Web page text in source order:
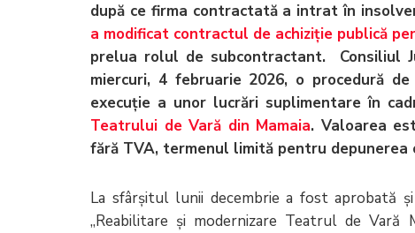
după ce firma contractată a intrat în
a modificat contractul de achiziție publică
prelua rolul de subcontractant. Consiliul
miercuri, 4 februarie 2026, o procedură
execuție a unor lucrări suplimentare în
Teatrului de Vară din Mamaia. Valoarea
fără TVA, termenul limită pentru
La sfârșitul lunii decembrie a fost aprobată
„Reabilitare și modernizare Teatrul de Vară